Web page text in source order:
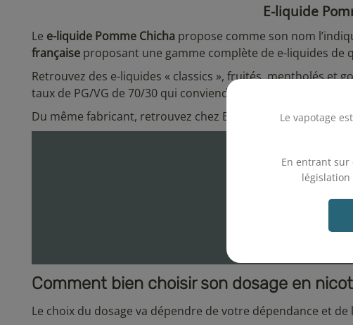
Le vapotage
En entrant sur
E-liquide
Le e-liquide Pomme Chicha propose comme son nom
française proposant une gamme complète de e-liquides de
Retrouvez des e-liquides « classics », fruités, mentholés et
taux de PG/VG de 70/30 qui conviendra plutôt à du matériel
Du même fabricant, retrouvez chez E-Fumeur les gammes
Comment bien choisir son dosage en
Le choix du dosage va dépendre de votre dépendance et de